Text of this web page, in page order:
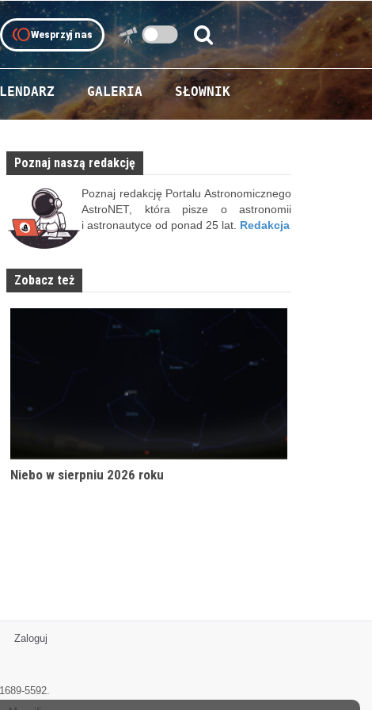
tollWesprzyj nas
Szukaj:
Szukaj
GALERIA SŁOWNIK
Poznaj naszą redakcję
Poznaj redakcję Portalu Astronomicznego
AstroNET, która pisze o astronomii
i astronautyce od ponad 25 lat. Redakcja
Zobacz też
Niebo w sierpniu 2026 roku
Zaloguj
5592.